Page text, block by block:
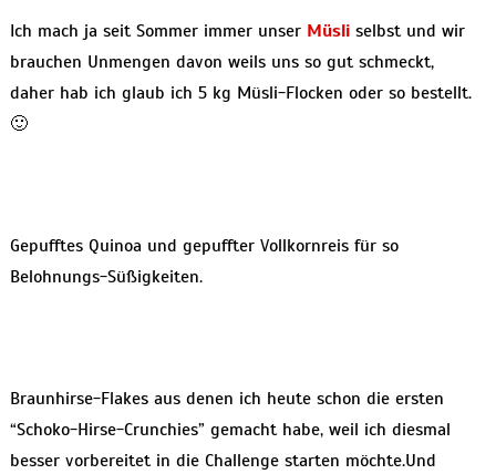
Ich mach ja seit Sommer immer unser Müsli selbst und wir
brauchen Unmengen davon weils uns so gut schmeckt,
daher hab ich glaub ich 5 kg Müsli-Flocken oder so bestellt.
🙂
Gepufftes Quinoa und gepuffter Vollkornreis für so
Belohnungs-Süßigkeiten.
Braunhirse-Flakes aus denen ich heute schon die ersten
“Schoko-Hirse-Crunchies” gemacht habe, weil ich diesmal
besser vorbereitet in die Challenge starten möchte.Und